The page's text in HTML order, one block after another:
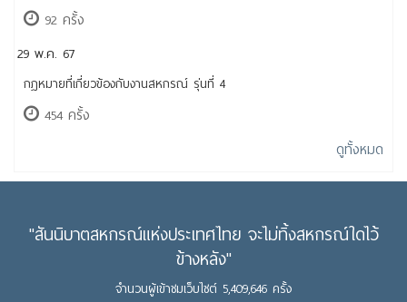
92 ครั้ง
29 พ.ค. 67
กฎหมายที่เกี่ยวข้องกับงานสหกรณ์ รุ่นที่ 4
454 ครั้ง
ดูทั้งหมด
"สันนิบาตสหกรณ์แห่งประเทศไทย จะไม่ทิ้งสหกรณ์ใดไว้
ข้างหลัง"
จำนวนผู้เข้าชมเว็บไซต์ 5,409,646 ครั้ง